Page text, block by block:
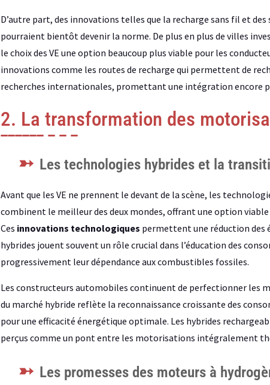
D’autre part, des innovations telles que la recharge sans fil et
pourraient bientôt devenir la norme. De plus en plus de villes
le choix des VE une option beaucoup plus viable pour les
innovations comme les routes de recharge qui permettent de
recherches internationales, promettant une intégration encore
2. La transformation des
Les technologies hybrides et la
Avant que les VE ne prennent le devant de la scène, les
combinent le meilleur des deux mondes, offrant une option
Ces innovations technologiques permettent une réduction des
hybrides jouent souvent un rôle crucial dans l’éducation des
progressivement leur dépendance aux combustibles fossiles.
Les constructeurs automobiles continuent de perfectionner les
du marché hybride reflète la reconnaissance croissante des
pour une efficacité énergétique optimale. Les hybrides
perçus comme un pont entre les motorisations intégralement
Les promesses des moteurs à